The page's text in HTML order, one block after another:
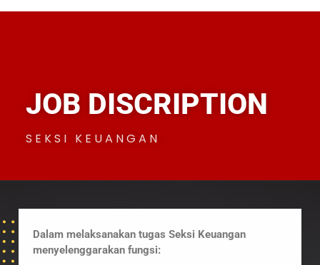
JOB DISCRIPTION
SEKSI KEUANGAN
Dalam melaksanakan tugas Seksi Keuangan
menyelenggarakan fungsi: